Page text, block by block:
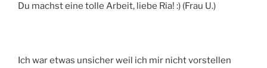
Du machst eine tolle Arbeit, liebe Ria! :) (Frau U.)
Ich war etwas unsicher weil ich mir nicht vorstellen